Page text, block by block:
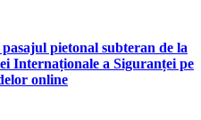
pietonal subteran de la
Internaționale a Siguranței pe
online